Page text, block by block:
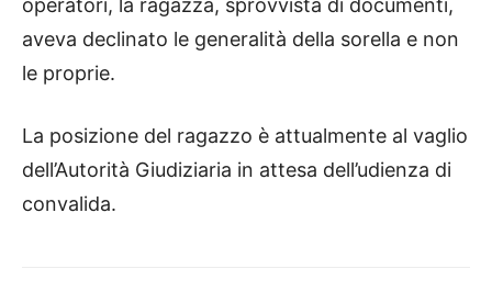
operatori, la ragazza, sprovvista di documenti,
aveva declinato le generalità della sorella e non
le proprie.
La posizione del ragazzo è attualmente al vaglio
dell’Autorità Giudiziaria in attesa dell’udienza di
convalida.